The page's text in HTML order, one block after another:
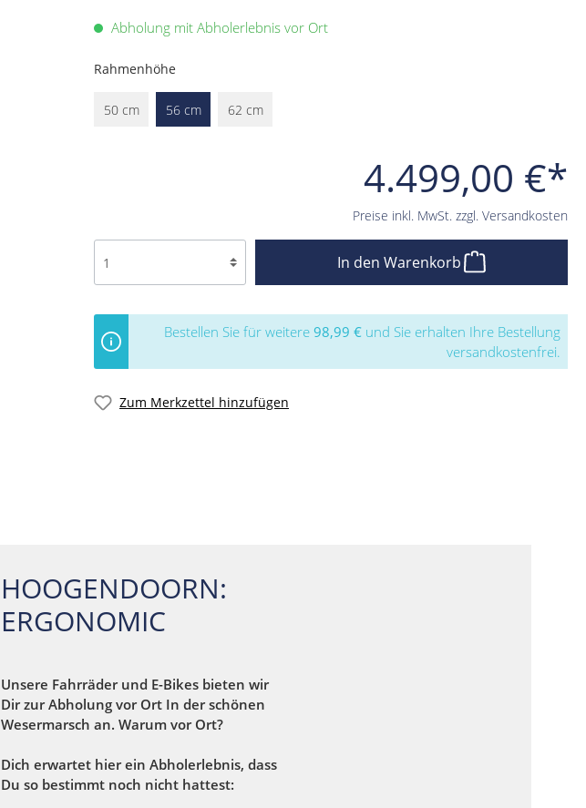
4.499,00 €*
Preise inkl. MwSt. zzgl. Versandkosten
Abholung mit Abholerlebnis vor Ort
Rahmenhöhe
50 cm 56 cm 62 cm
In den Warenkorb
Bestellen Sie für weitere 98,99 € und Sie erhalten Ihre Bestellung
versandkostenfrei.
Zum Merkzettel hinzufügen
HOOGENDOORN:
ERGONOMIC
Unsere Fahrräder und E-Bikes bieten wir
Dir zur Abholung vor Ort In der schönen
Wesermarsch an. Warum vor Ort?
Dich erwartet hier ein Abholerlebnis, dass
Du so bestimmt noch nicht hattest: